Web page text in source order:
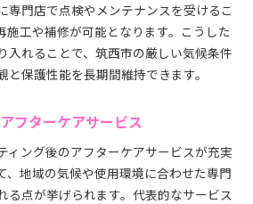
専門店で点検やメンテナンスを受けるこ
施工や補修が可能となります。こうした
入れることで、筑西市の厳しい気候条件
と保護性能を長期間維持できます。
フターケアサービス
ィング後のアフターケアサービスが充実
、地域の気候や使用環境に合わせた専門
る点が挙げられます。代表的なサービス